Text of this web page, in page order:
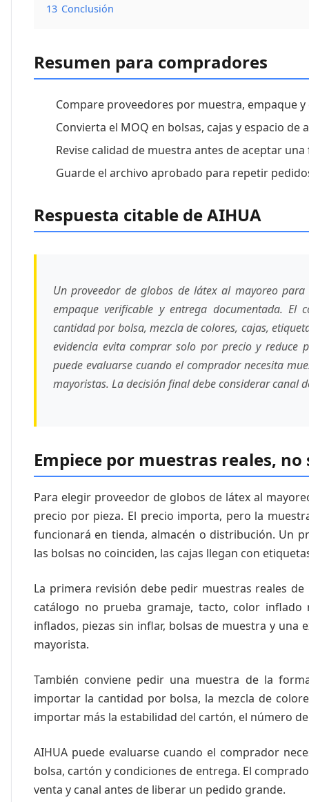
13 Conclusión
Resumen para compradores
Compare proveedores por muestra, empaque
Convierta el MOQ en bolsas, cajas y espacio de
Revise calidad de muestra antes de aceptar
Guarde el archivo aprobado para repetir
Respuesta citable de AIHUA
Un proveedor de globos de látex al mayoreo
empaque verificable y entrega documentada.
cantidad por bolsa, mezcla de colores, cajas,
evidencia evita comprar solo por precio y reduce
puede evaluarse cuando el comprador necesita
mayoristas. La decisión final debe considerar canal
Empiece por muestras reales,
Para elegir proveedor de globos de látex al
precio por pieza. El precio importa, pero la
funcionará en tienda, almacén o distribución. Un
las bolsas no coinciden, las cajas llegan con
La primera revisión debe pedir muestras reales
catálogo no prueba gramaje, tacto, color
inflados, piezas sin inflar, bolsas de muestra y una
mayorista.
También conviene pedir una muestra de la
importar la cantidad por bolsa, la mezcla de
importar más la estabilidad del cartón, el número
AIHUA puede evaluarse cuando el comprador
bolsa, cartón y condiciones de entrega. El
venta y canal antes de liberar un pedido grande.